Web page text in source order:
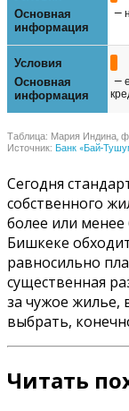
Сегодня
собственного
более или
Бишкеке
равносильно
существенная
за чужое жилье,
выбрать,
Читать